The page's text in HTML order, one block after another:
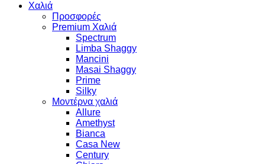
Χαλιά
Προσφορές
Premium Χαλιά
Spectrum
Limba Shaggy
Mancini
Masai Shaggy
Prime
Silky
Μοντέρνα χαλιά
Allure
Amethyst
Bianca
Casa New
Century